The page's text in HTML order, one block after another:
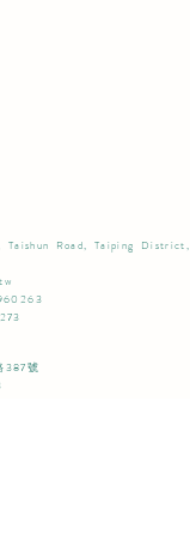
Road, Taiping District,
387號​